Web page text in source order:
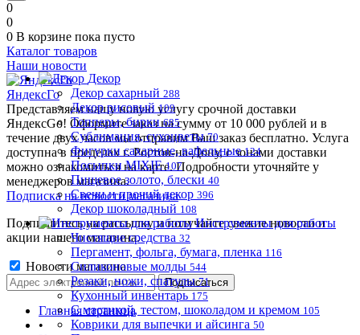
0
0
0 В корзине пока пусто
Каталог товаров
Декор
Декор сахарный 288
Декор рисовый 109
Топперы, бирки 685
Сублимация, сухоцветы 70
Фигурки сахарные, вафельные 124
Посыпки MIXIE 107
Пищевое золото, блески 40
Свечи и прочий декор 396
Декор шоколадный 108
Инструменты для работы
Чистящие средства 32
Пергамент, фольга, бумага, пленка 116
Силиконовые молды 544
Резаки, ножи, спатулы 71
Кухонный инвентарь 175
С мастикой, тестом, шоколадом и кремом 105
Коврики для выпечки и айсинга 50
Наши новости
ЯндексГо
Представляем нашу новую услугу срочной доставки
ЯндексGo! Оформите заказ на сумму от 10 000 рублей и в
течение двух часов мы отправим Ваш заказ бесплатно. Услуга
доступна в пределах г. Ростов-на-Дону, с зонами доставки
можно ознакомиться на карте. Подробности уточняйте у
менеджеров магазина.
Подписка на новости магазина
Подпишитесь на рассылку и получайте свежие новости и
акции нашего магазина.
Новости магазина
Главная страница
•